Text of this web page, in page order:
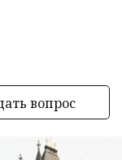
вопрос